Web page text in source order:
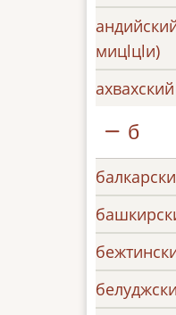
мицlцlи)
б